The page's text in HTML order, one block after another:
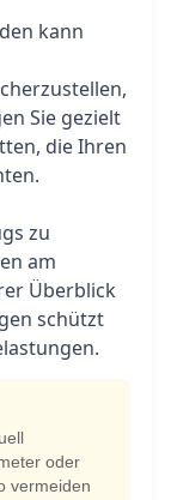
kann
Sie gezielt
die Ihren
zu
am
Überblick
schützt
oder
vermeiden